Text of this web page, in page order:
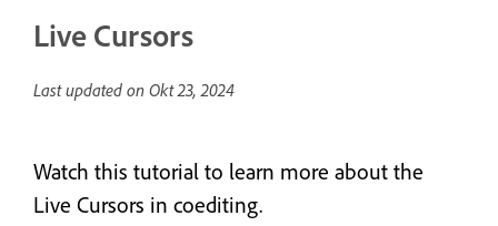
Live Cursors
Last updated on Okt 23, 2024
Watch this tutorial to learn more about the
Live Cursors in coediting.